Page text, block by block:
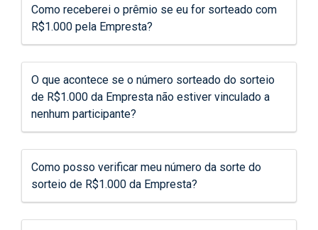
Como receberei o prêmio se eu for sorteado com
R$1.000 pela Empresta?
O que acontece se o número sorteado do sorteio
de R$1.000 da Empresta não estiver vinculado a
nenhum participante?
Como posso verificar meu número da sorte do
sorteio de R$1.000 da Empresta?